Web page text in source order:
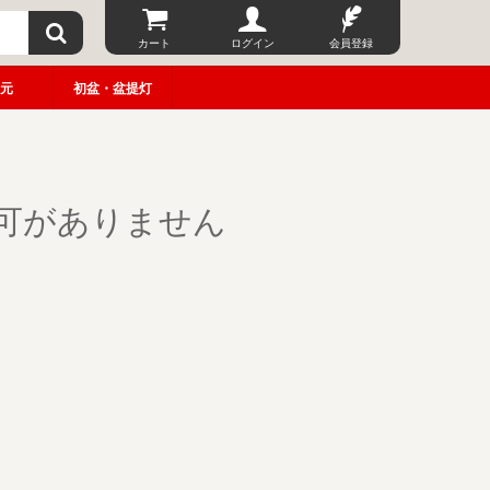
カート ログイン 会員登録
初盆・盆提灯
がありません